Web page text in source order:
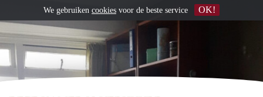
We gebruiken cookies voor de beste service OK!